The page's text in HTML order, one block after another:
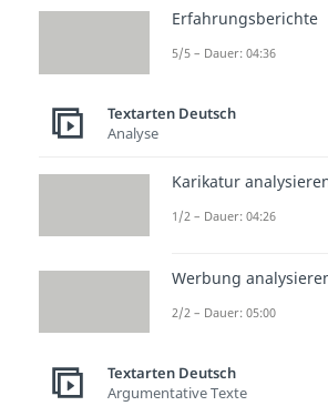
Welche
werden
vermittelt?
Erfahrungsberichte
5/5 – Dauer: 04:36
Textarten Deutsch
Analyse
Karikatur
1/2 – Dauer: 04:26
Werbung
2/2 – Dauer: 05:00
Textarten Deutsch
Argumentative Texte